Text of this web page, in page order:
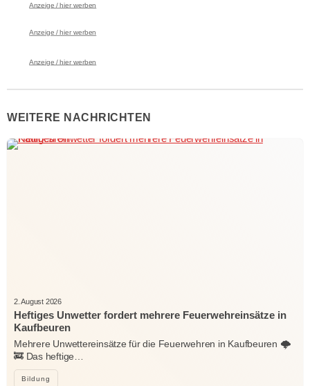
Anzeige / hier werben
Anzeige / hier werben
Anzeige / hier werben
WEITERE NACHRICHTEN
Bildung
2. August 2026
Heftiges Unwetter fordert mehrere Feuerwehreinsätze in
Kaufbeuren
Mehrere Unwettereinsätze für die Feuerwehren in Kaufbeuren 🌩️
🚒 Das heftige…